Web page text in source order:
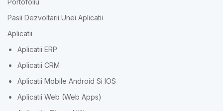
Portofoliu
Pasii Dezvoltarii Unei Aplicatii
Aplicatii
Aplicatii ERP
Aplicatii CRM
Aplicatii Mobile Android Si IOS
Aplicatii Web (Web Apps)